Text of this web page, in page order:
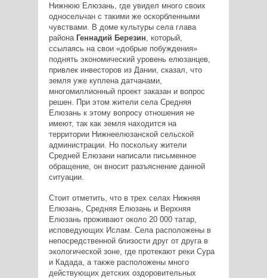
Нижнюю Елюзань, где увидел много своих
односельчан с такими же оскорбленными
чувствами. В доме культуры села глава
районаГеннадий Березин , который,
ссылаясь на свои «добрые побуждения»
поднять экономический уровень елюзанцев,
привлек инвесторов из Дании, сказал, что
земля уже куплена датчанами,
многомиллионный проект заказан и вопрос
решен. При этом жители села Средняя
Елюзань к этому вопросу отношения не
имеют, так как земля находится на
территории Нижнеелюзанской сельской
администрации. Но поскольку жители
Средней Елюзани написали письменное
обращение, он вносит разъяснение данной
ситуации.
Стоит отметить, что в трех селах Нижняя
Елюзань, Средняя Елюзань и Верхняя
Елюзань проживают около 20 000 татар,
исповедующих Ислам. Села расположены в
непосредственной близости друг от друга в
экологической зоне, где протекают реки Сура
и Кадада, а также расположены много
действующих детских оздоровительных